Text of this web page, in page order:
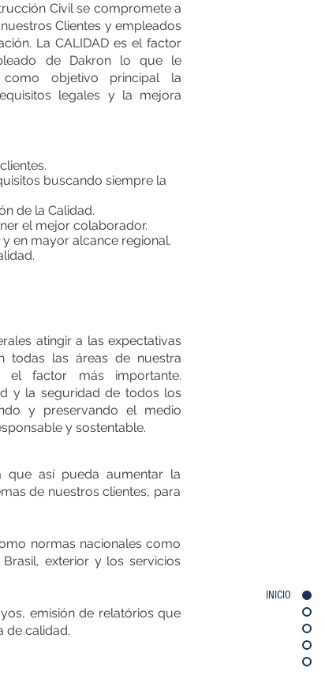
INICIO
Civil se compromete a
Clientes y empleados
La CALIDAD es el factor
de Dakron lo que le
como objetivo principal la
legales y la mejora
buscando siempre la
de la Calidad.
el mejor colaborador.
en mayor alcance regional.
atingir a las expectativas
todas las áreas de nuestra
el factor más importante.
y la seguridad de todos los
y preservando el medio
y sostentable.
que así pueda aumentar la
de nuestros clientes, para
normas nacionales como
Brasil, exterior y los servicios
emisión de relatórios que
de calidad.